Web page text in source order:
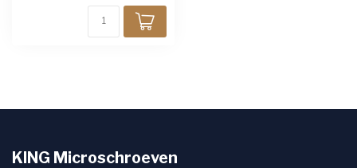
KING Microschroeven